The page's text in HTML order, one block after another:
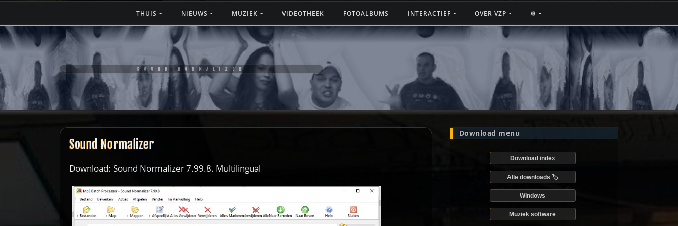
de
inhoud
THUIS NIEUWS MUZIEK VIDEOTHEEK FOTOALBUMS INTERACTIEF OVER VZP ⚙️
SOUND NORMALIZER
Sound Normalizer
Download: Sound Normalizer 7.99.8. Multilingual
Download menu
Download index
Alle downloads 🏷️
Windows
Muziek software